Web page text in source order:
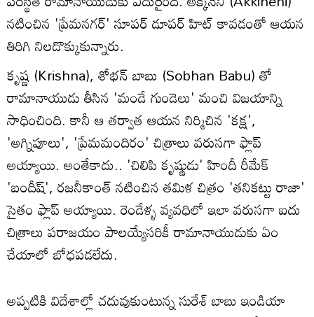
నటించిన 'ప్రేమనగర్' సూపర్ డూపర్ హిట్ కావడంతో ఆయన
తిరిగి నిలదొక్కుకున్నారు.
కృష్ణ (Krishna), శోభన్ బాబు (Sobhan Babu) తో
రామానాయుడు తీసిన 'మండే గుండెలు' మంచి విజయాన్ని
సాధించింది. కానీ ఆ తర్వాత ఆయన నిర్మిచిన 'కక్ష',
'అగ్నిపూలు', 'ప్రేమమందిరం' చిత్రాలు వరుసగా ఫ్లాప్
అయ్యాయి. అంతేకాదు.. 'చిలిపి కృష్ణుడు' హిందీ రీమేక్
'బందీష్‌', రజనీకాంత్ నటించిన తమిళ చిత్రం 'తనికట్టు రాజా'
సైతం ఫ్లాప్ అయ్యాయి. రెండేళ్ళ వ్యవధిలో ఇలా వరుసగా ఐదు
చిత్రాలు పరాజయం పాలయ్యేసరికీ రామానాయుడుకు ఏం
చేయాలో బోధపడలేదు.
అప్పటికి విదేశాల్లో చదువుకుంటున్న సురేశ్‌ బాబు ఇండియా